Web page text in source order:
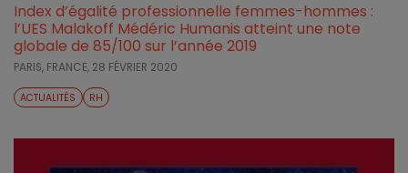
Index d’égalité professionnelle femmes-hommes :
l’UES Malakoff Médéric Humanis atteint une note
globale de 85/100 sur l’année 2019
PARIS, FRANCE, 28 FÉVRIER 2020
ACTUALITÉS RH